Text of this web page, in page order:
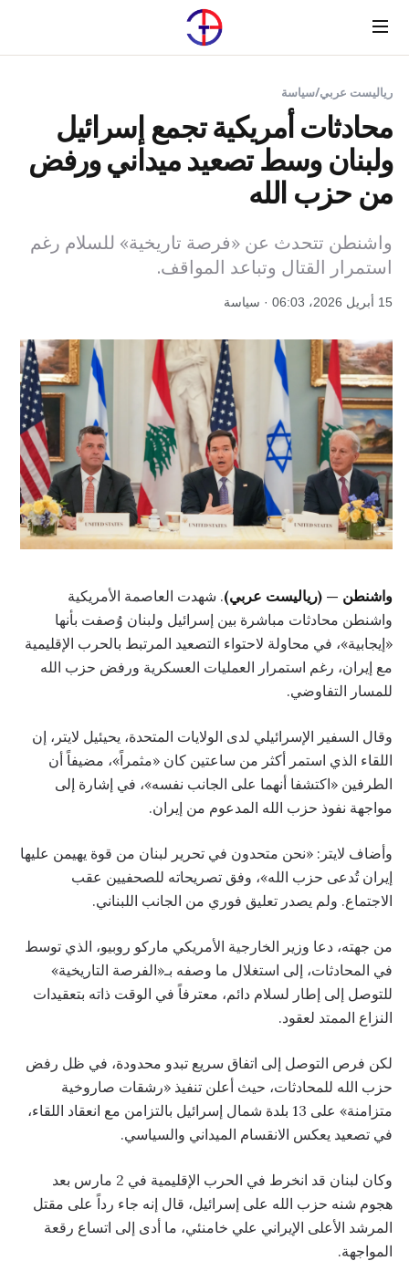
Menu
رياليست عربي/سياسة
محادثات أمريكية تجمع إسرائيل
ولبنان وسط تصعيد ميداني ورفض
من حزب الله
واشنطن تتحدث عن «فرصة تاريخية» للسلام رغم
استمرار القتال وتباعد المواقف.
15 أبريل 2026، 06:03 · سياسة
واشنطن — (رياليست عربي). شهدت العاصمة الأمريكية
واشنطن محادثات مباشرة بين إسرائيل ولبنان وُصفت بأنها
«إيجابية»، في محاولة لاحتواء التصعيد المرتبط بالحرب الإقليمية
مع إيران، رغم استمرار العمليات العسكرية ورفض حزب الله
للمسار التفاوضي.
وقال السفير الإسرائيلي لدى الولايات المتحدة، يحيئيل لايتر، إن
اللقاء الذي استمر أكثر من ساعتين كان «مثمراً»، مضيفاً أن
الطرفين «اكتشفا أنهما على الجانب نفسه»، في إشارة إلى
مواجهة نفوذ حزب الله المدعوم من إيران.
وأضاف لايتر: «نحن متحدون في تحرير لبنان من قوة يهيمن عليها
إيران تُدعى حزب الله»، وفق تصريحاته للصحفيين عقب
الاجتماع. ولم يصدر تعليق فوري من الجانب اللبناني.
من جهته، دعا وزير الخارجية الأمريكي ماركو روبيو، الذي توسط
في المحادثات، إلى استغلال ما وصفه بـ«الفرصة التاريخية»
للتوصل إلى إطار لسلام دائم، معترفاً في الوقت ذاته بتعقيدات
النزاع الممتد لعقود.
لكن فرص التوصل إلى اتفاق سريع تبدو محدودة، في ظل رفض
حزب الله للمحادثات، حيث أعلن تنفيذ «رشقات صاروخية
متزامنة» على 13 بلدة شمال إسرائيل بالتزامن مع انعقاد اللقاء،
في تصعيد يعكس الانقسام الميداني والسياسي.
وكان لبنان قد انخرط في الحرب الإقليمية في 2 مارس بعد
هجوم شنه حزب الله على إسرائيل، قال إنه جاء رداً على مقتل
المرشد الأعلى الإيراني علي خامنئي، ما أدى إلى اتساع رقعة
المواجهة.